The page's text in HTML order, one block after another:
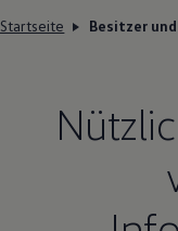
Startseite Besitzer